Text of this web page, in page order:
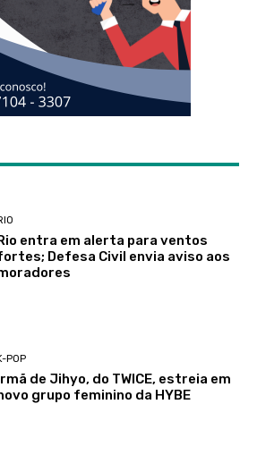
entra em alerta para ventos
Defesa Civil envia aviso aos
POP
de Jihyo, do TWICE, estreia em
grupo feminino da HYBE